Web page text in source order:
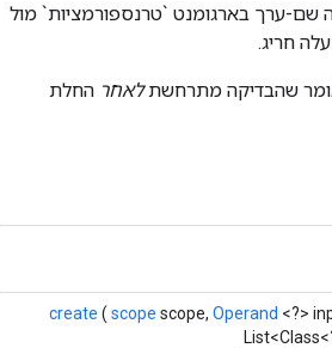
שם-ערך בארגומנט `טרנספורמציות` מול
חריג.
שהבדיקה מתרחשתלאחר החלת
create ( scope scope, Operand <?>